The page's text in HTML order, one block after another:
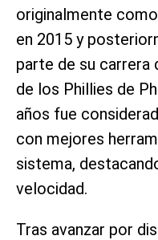
originalmente
en 2015 y
parte de su carrera
de los Phillies de
años fue
con mejores
sistema,
velocidad.
Tras avanzar por